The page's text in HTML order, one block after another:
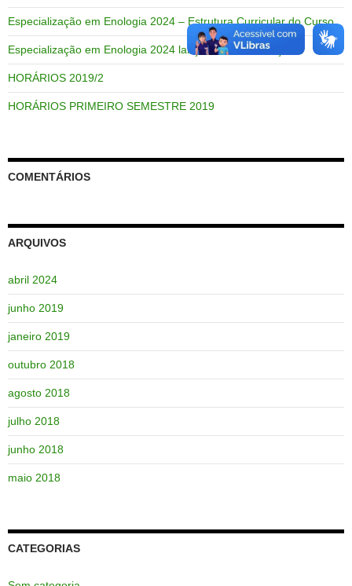
Especialização em Enologia 2024 – Estrutura Curricular do Curso
Especialização em Enologia 2024 lança Edital de Seleção
HORÁRIOS 2019/2
HORÁRIOS PRIMEIRO SEMESTRE 2019
COMENTÁRIOS
ARQUIVOS
abril 2024
junho 2019
janeiro 2019
outubro 2018
agosto 2018
julho 2018
junho 2018
maio 2018
CATEGORIAS